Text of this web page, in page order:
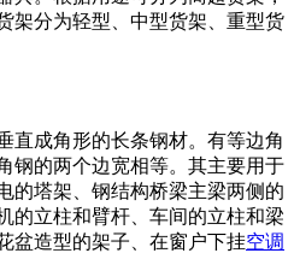
架分为轻型、中型货架、重型货
直成角形的长条钢材。有等边角
钢的两个边宽相等。其主要用于
的塔架、钢结构桥梁主梁两侧的
的立柱和臂杆、车间的立柱和梁
盆造型的架子、在窗户下挂空调